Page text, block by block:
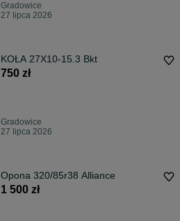
Gradowice
27 lipca 2026
KOŁA 27X10-15.3 Bkt
750 zł
Gradowice
27 lipca 2026
Opona 320/85r38 Alliance
1 500 zł